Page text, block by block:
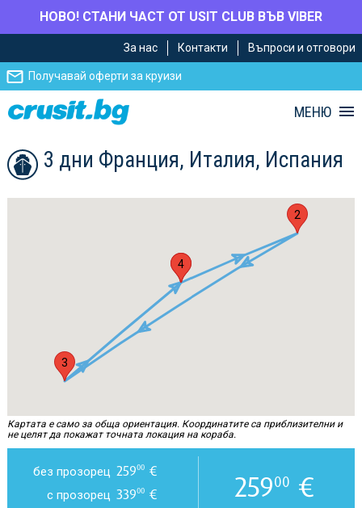
НОВО! СТАНИ ЧАСТ ОТ USIT CLUB ВЪВ VIBER
главното
съдържание
Навигацията
За нас Контакти Въпроси и отговори
Получавай оферти за круизи
МЕНЮ
3 дни Франция, Италия, Испания
1
2
3
4
Картата е само за обща ориентация. Координатите са приблизителни и
не целят да покажат точната локация на кораба.
без прозорец 25900€
с прозорец 33900€ 25900 €